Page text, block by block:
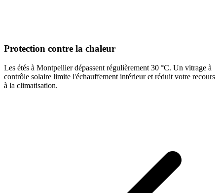
Protection contre la chaleur
Les étés à Montpellier dépassent régulièrement 30 °C. Un vitrage à
contrôle solaire limite l'échauffement intérieur et réduit votre recours
à la climatisation.